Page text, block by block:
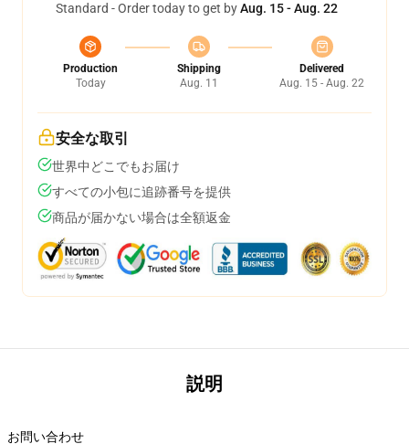
Standard - Order today to get byAug. 15 - Aug. 22
Production
Today
Shipping
Aug. 11
Delivered
Aug. 15 - Aug. 22
安全な取引
世界中どこでもお届け
すべての小包に追跡番号を提供
商品が届かない場合は全額返金
説明
お問い合わせ